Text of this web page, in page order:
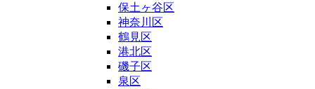
保土ヶ谷区
神奈川区
鶴見区
港北区
磯子区
泉区